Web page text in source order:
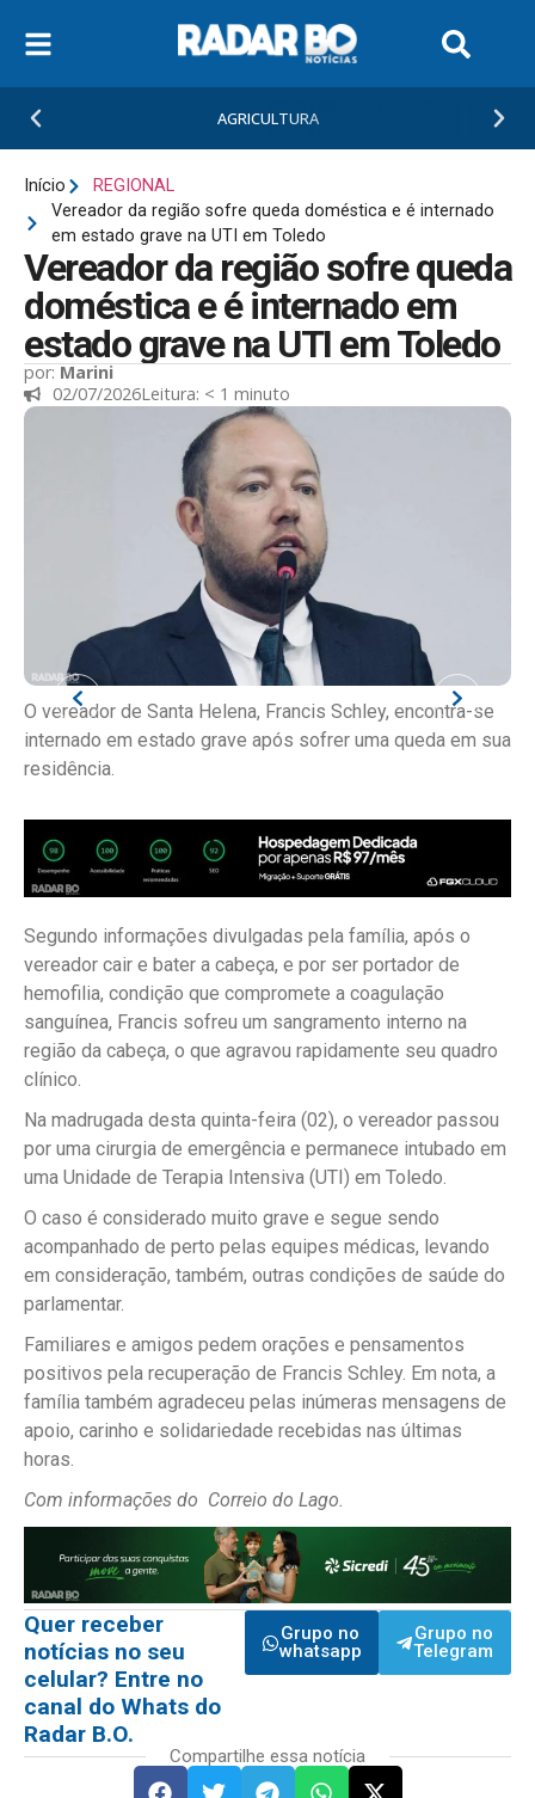
AGRICULTURA
Início
REGIONAL
Vereador da região sofre queda doméstica e é internado
em estado grave na UTI em Toledo
Vereador da região sofre queda
doméstica e é internado em
estado grave na UTI em Toledo
por:Marini
02/07/2026Leitura: < 1 minuto
O vereador de Santa Helena, Francis Schley, encontra-se
internado em estado grave após sofrer uma queda em sua
residência.
Segundo informações divulgadas pela família, após o
vereador cair e bater a cabeça, e por ser portador de
hemofilia, condição que compromete a coagulação
sanguínea, Francis sofreu um sangramento interno na
região da cabeça, o que agravou rapidamente seu quadro
clínico.
Na madrugada desta quinta-feira (02), o vereador passou
por uma cirurgia de emergência e permanece intubado em
uma Unidade de Terapia Intensiva (UTI) em Toledo.
O caso é considerado muito grave e segue sendo
acompanhado de perto pelas equipes médicas, levando
em consideração, também, outras condições de saúde do
parlamentar.
Familiares e amigos pedem orações e pensamentos
positivos pela recuperação de Francis Schley. Em nota, a
família também agradeceu pelas inúmeras mensagens de
apoio, carinho e solidariedade recebidas nas últimas
horas.
Com informações do Correio do Lago.
Quer receber
notícias no seu
celular? Entre no
canal do Whats do
Radar B.O.
Grupo no
whatsapp
Grupo no
Telegram
Compartilhe essa notícia